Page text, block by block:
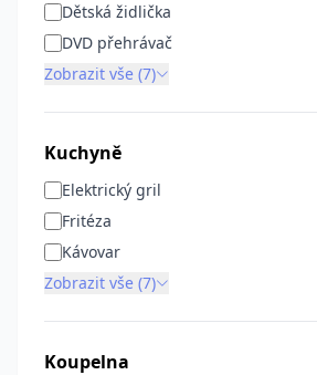
Dětská židlička
DVD přehrávač
Zobrazit vše (7)
Kuchyně
Elektrický gril
Fritéza
Kávovar
Zobrazit vše (7)
Koupelna